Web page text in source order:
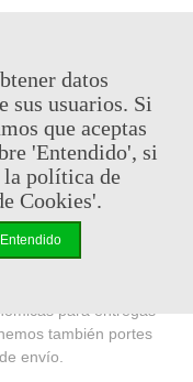
American Express
siempre de forma
para entregas
también portes
envío.
datos
sus usuarios. Si
que aceptas
'Entendido', si
la política de
Cookies'.
Entendido